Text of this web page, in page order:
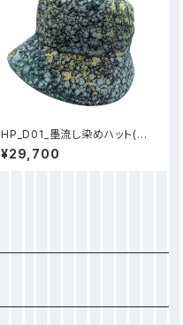
HP_D01_墨流し染めハット(ポ
リ) 新デザイン -青緑泡柄
¥29,700